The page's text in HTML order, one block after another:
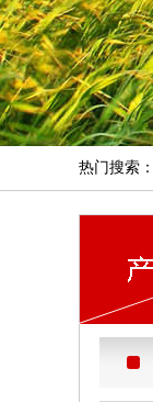
热门搜索：